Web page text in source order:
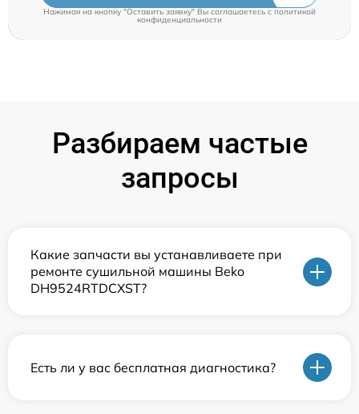
Нажимая на кнопку "Оставить заявку" Вы соглашаетесь c политикой
конфиденциальности
Разбираем частые
запросы
Какие запчасти вы устанавливаете при
ремонте сушильной машины Beko
DH9524RTDCXST?
Есть ли у вас бесплатная диагностика?